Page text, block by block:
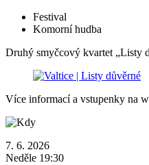
Festival
Komorní hudba
Druhý smyčcový kvartet „Listy
Více informací a vstupenky na
7. 6. 2026
Neděle 19:30